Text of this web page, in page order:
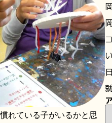
れている子がいるかと思